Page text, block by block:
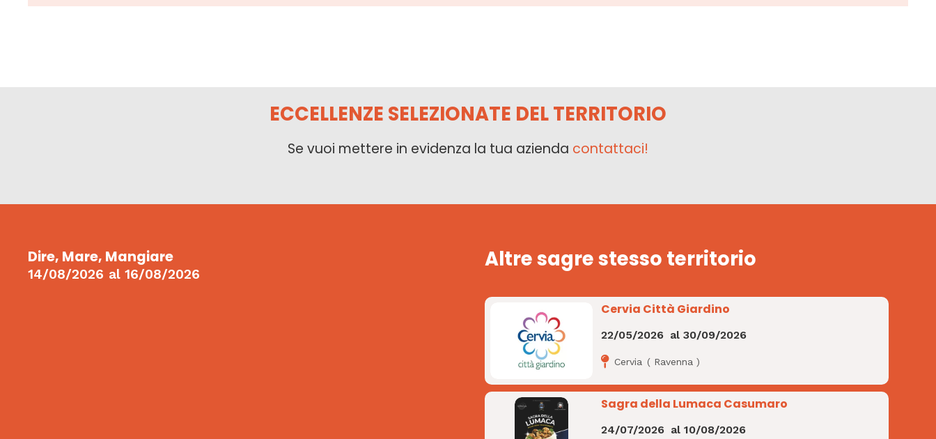
ECCELLENZE SELEZIONATE DEL TERRITORIO
Se vuoi mettere in evidenza la tua azienda contattaci!
Dire, Mare, Mangiare
14/08/2026 al 16/08/2026
Altre sagre stesso territorio
Cervia Città Giardino
22/05/2026 al30/09/2026
Cervia ( Ravenna )
Sagra della Lumaca Casumaro
24/07/2026 al10/08/2026